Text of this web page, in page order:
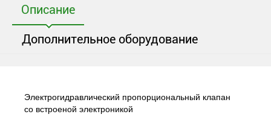
Описание
Дополнительное оборудование
Электрогидравлический пропорциональный клапан
со встроеной электроникой